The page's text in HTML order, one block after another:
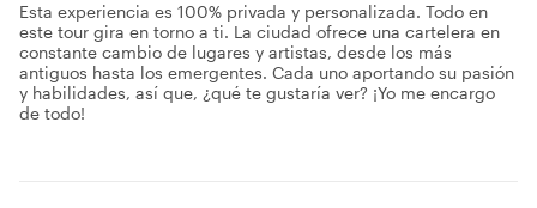
Esta experiencia es 100% privada y personalizada. Todo en
este tour gira en torno a ti. La ciudad ofrece una cartelera en
constante cambio de lugares y artistas, desde los más
antiguos hasta los emergentes. Cada uno aportando su pasión
y habilidades, así que, ¿qué te gustaría ver? ¡Yo me encargo
de todo!